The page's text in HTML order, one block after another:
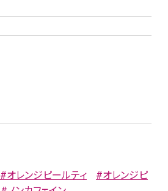
#オレンジピールティ
#オレンジピ